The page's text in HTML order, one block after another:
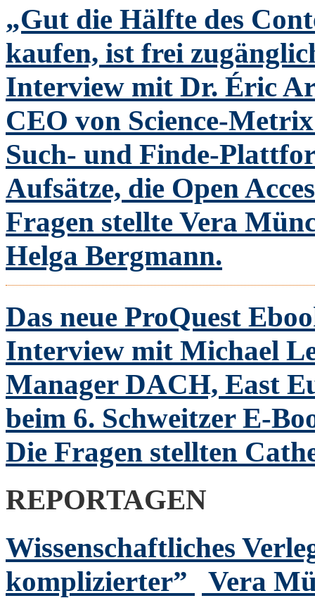
„Gut die Hälfte des
kaufen, ist frei
Interview mit Dr. Éric
CEO von Science-
Such- und Finde-
Aufsätze, die Open
Fragen stellte Vera
Helga Bergmann.
Das neue ProQuest
Interview mit Michael
Manager DACH, East
beim 6. Schweitzer E-
Die Fragen stellten
REPORTAGEN
Wissenschaftliches
komplizierter”
Vera